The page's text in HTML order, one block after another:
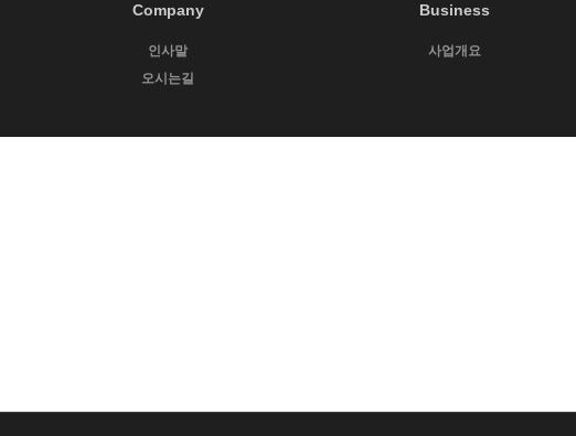
Company
인사말
오시는길
Business
사업개요